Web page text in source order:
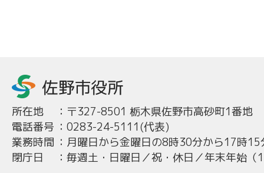
所在地 ： 〒327-8501 栃木県佐野市高砂町1番地
電話番号 ： 0283-24-5111(代表)
業務時間 ： 月曜日から金曜日の8時30分から17時15
閉庁日
： 毎週土・日曜日／祝・休日／年末年始